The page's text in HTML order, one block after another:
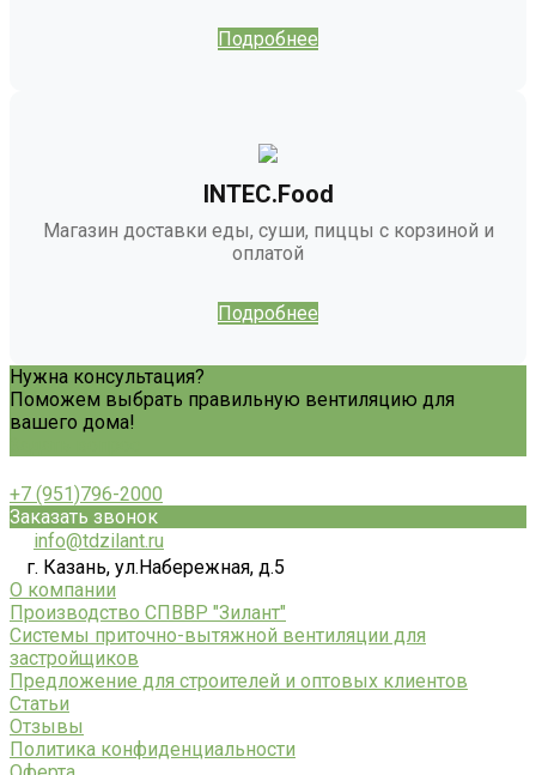
Подробнее
INTEC.Food
Магазин доставки еды, суши, пиццы с корзиной и
оплатой
Подробнее
Нужна консультация?
Поможем выбрать правильную вентиляцию для
вашего дома!
+7 (951)796-2000
Заказать звонок
info@tdzilant.ru
г. Казань, ул.Набережная, д.5
О компании
Производство СПВВР "Зилант"
Системы приточно-вытяжной вентиляции для
застройщиков
Предложение для строителей и оптовых клиентов
Статьи
Отзывы
Политика конфиденциальности